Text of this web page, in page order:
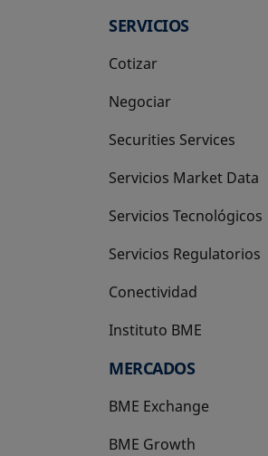
SERVICIOS
Cotizar
Negociar
Securities Services
Servicios Market Data
Servicios Tecnológicos
Servicios Regulatorios
Conectividad
Instituto BME
se abre en una pestaña
MERCADOS
BME Exchange
BME Growth
se abre en una pestaña